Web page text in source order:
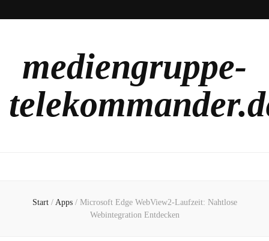
mediengruppe-
Start / Apps / Microsoft Edge WebView2-Laufzeit: Nahtlose
Webintegration Entdecken